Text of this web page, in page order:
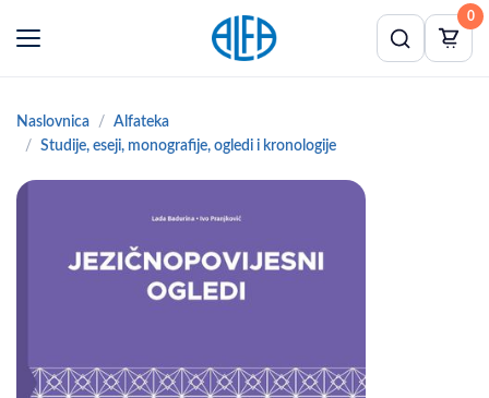
0
Naslovnica
Alfateka
Studije, eseji, monografije, ogledi i kronologije